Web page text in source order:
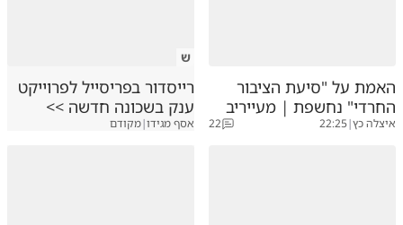
האמת על "סיעת הציבור
החרדי" נחשפת | מעייריב
איצלה כץ|
22:25
22
ש
רייסדור בפריסייל לפרוייקט
ענק בשכונה חדשה >>
אסף מגידו|מקודם